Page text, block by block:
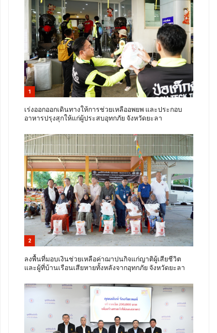
1
เร่งออกออกเดินทางให้การช่วยเหลืออพยพ และประกอบ
อาหารปรุงสุกให้แก่ผู้ประสบอุทกภัย จังหวัดยะลา
2
ลงพื้นที่มอบเงินช่วยเหลือค่าฌาปนกิจแก่ญาติผู้เสียชีวิต
และผู้ที่บ้านเรือนเสียหายทั้งหลังจากอุทกภัย จังหวัดยะลา